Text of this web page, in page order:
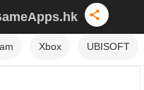
Xbox UBISOFT